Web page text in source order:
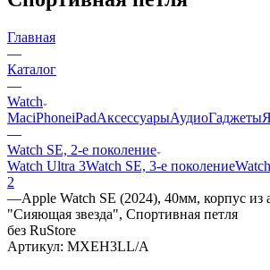
Главная
—
Каталог
—
Watch
MaciPhoneiPadАксессуарыАудиоГаджеты
—
Watch SE, 2-е поколение
Watch Ultra 3Watch SE, 3-е поколение
2
—Apple Watch SE (2024), 40мм, корпус из
"Сияющая звезда", Спортивная петля
без RuStore
Артикул: MXEH3LL/A